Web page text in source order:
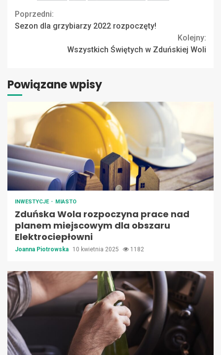
Continue
Reading
Poprzedni:
Sezon dla grzybiarzy 2022 rozpoczęty!
Kolejny:
Wszystkich Świętych w Zduńskiej Woli
Powiązane wpisy
INWESTYCJE MIASTO
Zduńska Wola rozpoczyna prace nad
planem miejscowym dla obszaru
Elektrociepłowni
Joanna Piotrowska 10 kwietnia 2025 1182